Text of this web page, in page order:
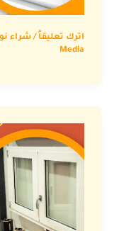
اترك تعليقاً /شراء
Media